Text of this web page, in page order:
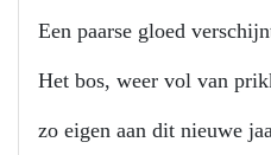
Een paarse gloed
Het bos, weer vol van
zo eigen aan dit nieuwe